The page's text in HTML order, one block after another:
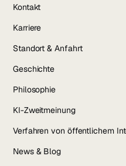
Kontakt
Karriere
Standort & Anfahrt
Geschichte
Philosophie
KI-Zweitmeinung
Verfahren von öffentlichem
News & Blog